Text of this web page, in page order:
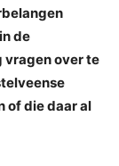
de
vragen over te
of die daar al